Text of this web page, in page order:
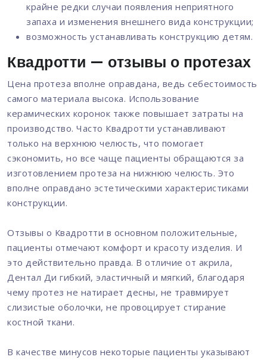
крайне редки случаи появления неприятного
запаха и изменения внешнего вида конструкции;
возможность устанавливать конструкцию детям.
Квадротти — отзывы о протезах
Цена протеза вполне оправдана, ведь себестоимость
самого материала высока. Использование
керамических коронок также повышает затраты на
производство. Часто Квадротти устанавливают
только на верхнюю челюсть, что помогает
сэкономить, но все чаще пациенты обращаются за
изготовлением протеза на нижнюю челюсть. Это
вполне оправдано эстетическими характеристиками
конструкции.
Отзывы о Квадротти в основном положительные,
пациенты отмечают комфорт и красоту изделия. И
это действительно правда. В отличие от акрила,
Дентал Ди гибкий, эластичный и мягкий, благодаря
чему протез не натирает десны, не травмирует
слизистые оболочки, не провоцирует стирание
костной ткани.
В качестве минусов некоторые пациенты указывают